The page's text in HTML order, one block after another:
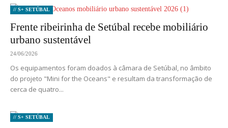
// S+ SETÚBAL
Frente ribeirinha de Setúbal recebe mobiliário
urbano sustentável
24/06/2026
Os equipamentos foram doados à câmara de Setúbal, no âmbito
do projeto "Mini for the Oceans" e resultam da transformação de
cerca de quatro...
// S+ SETÚBAL